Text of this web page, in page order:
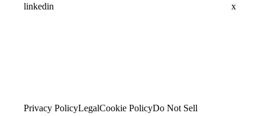
linkedin x
Privacy PolicyLegalCookie PolicyDo Not Sell